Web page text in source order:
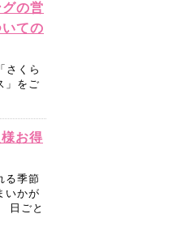
の営
ての
さくら
」をご
お得
る季節
いかが
日ごと